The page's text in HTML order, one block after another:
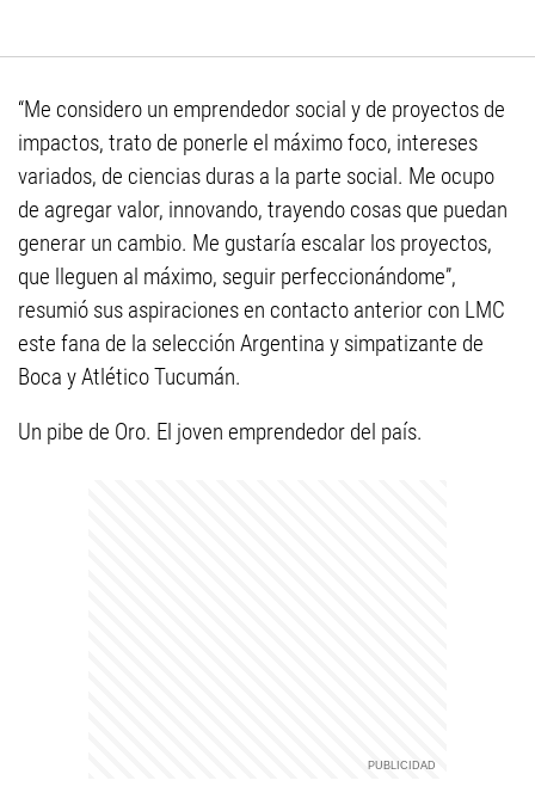
“Me considero un emprendedor social y de proyectos de
impactos, trato de ponerle el máximo foco, intereses
variados, de ciencias duras a la parte social. Me ocupo
de agregar valor, innovando, trayendo cosas que puedan
generar un cambio. Me gustaría escalar los proyectos,
que lleguen al máximo, seguir perfeccionándome”,
resumió sus aspiraciones en contacto anterior con LMC
este fana de la selección Argentina y simpatizante de
Boca y Atlético Tucumán.
Un pibe de Oro. El joven emprendedor del país.